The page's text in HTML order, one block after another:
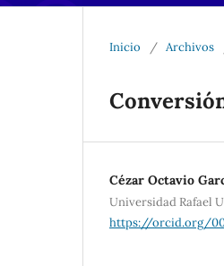
Inicio / Archivos
Cézar Octavio
Universidad Rafael
https://orcid.org/